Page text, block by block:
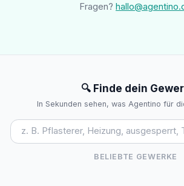
Fragen?
🔍 Finde dein
In Sekunden sehen, was Agentino für
BELIEBTE GEWERKE